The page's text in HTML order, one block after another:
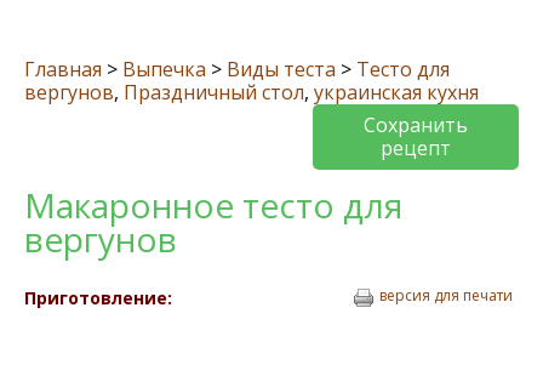
Главная > Выпечка > Виды теста > Тесто для
вергунов, Праздничный стол, украинская кухня
Сохранить
рецепт
Макаронное тесто для
вергунов
Приготовление: версия для печати